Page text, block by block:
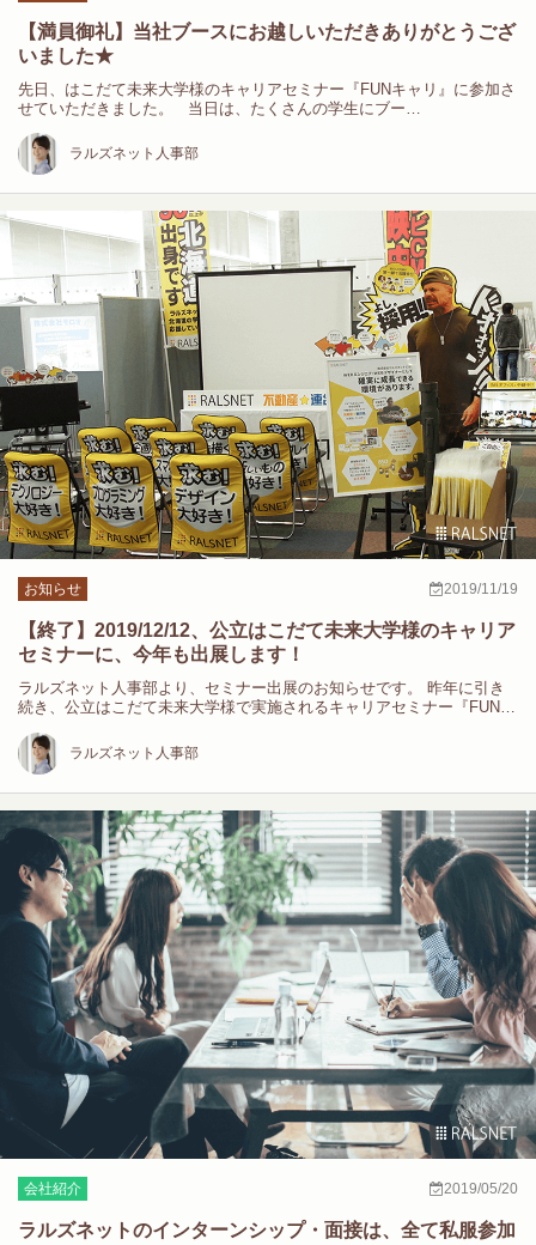
【満員御礼】当社ブースにお越しいただきありがとうござ
いました★
先日、はこだて未来大学様のキャリアセミナー『FUNキャリ』に参加さ
せていただきました。 当日は、たくさんの学生にブー…
ラルズネット人事部
お知らせ 2019/11/19
【終了】2019/12/12、公立はこだて未来大学様のキャリア
セミナーに、今年も出展します！
ラルズネット人事部より、セミナー出展のお知らせです。 昨年に引き
続き、公立はこだて未来大学様で実施されるキャリアセミナー『FUN
ラルズネット人事部
会社紹介 2019/05/20
ラルズネットのインターンシップ・面接は、全て私服参加